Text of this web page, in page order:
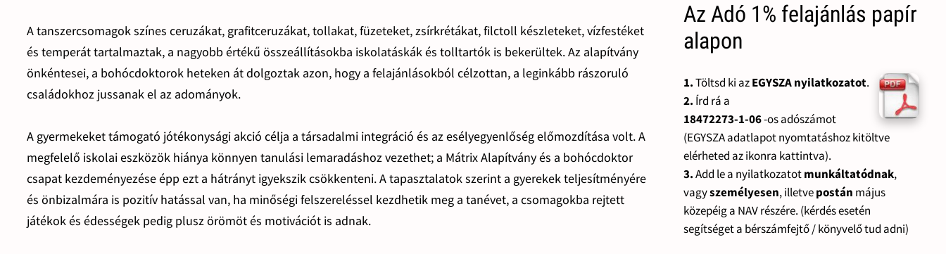
A tanszercsomagok színes ceruzákat, grafitceruzákat, tollakat, füzeteket, zsírkrétákat, filctoll készleteket, vízfestéket
és temperát tartalmaztak, a nagyobb értékű összeállításokba iskolatáskák és tolltartók is bekerültek. Az alapítvány
önkéntesei, a bohócdoktorok heteken át dolgoztak azon, hogy a felajánlásokból célzottan, a leginkább rászoruló
családokhoz jussanak el az adományok.
A gyermekeket támogató jótékonysági akció célja a társadalmi integráció és az esélyegyenlőség előmozdítása volt. A
megfelelő iskolai eszközök hiánya könnyen tanulási lemaradáshoz vezethet; a Mátrix Alapítvány és a bohócdoktor
csapat kezdeményezése épp ezt a hátrányt igyekszik csökkenteni. A tapasztalatok szerint a gyerekek teljesítményére
és önbizalmára is pozitív hatással van, ha minőségi felszereléssel kezdhetik meg a tanévet, a csomagokba rejtett
játékok és édességek pedig plusz örömöt és motivációt is adnak.
Az Adó 1% felajánlás papír
alapon
1.Töltsd ki azEGYSZA nyilatkozatot.
2. Írd rá a
18472273-1-06-os adószámot
(EGYSZA adatlapot nyomtatáshoz kitöltve
elérheted az ikonra kattintva).
3.Add le a nyilatkozatotmunkáltatódnak,
vagyszemélyesen, illetvepostán május
közepéig a NAV részére. (kérdés esetén
segítséget a bérszámfejtő / könyvelő tud adni)